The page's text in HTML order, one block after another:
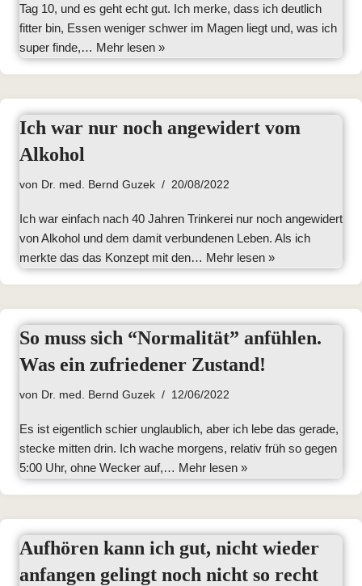
Tag 10, und es geht echt gut. Ich merke, dass ich deutlich
fitter bin, Essen weniger schwer im Magen liegt und, was ich
super finde,… Mehr lesen »
Ich war nur noch angewidert vom
Alkohol
von Dr. med. Bernd Guzek 20/08/2022
Ich war einfach nach 40 Jahren Trinkerei nur noch angewidert
von Alkohol und dem damit verbundenen Leben. Als ich
merkte das das Konzept mit den… Mehr lesen »
So muss sich “Normalität” anfühlen.
Was ein zufriedener Zustand!
von Dr. med. Bernd Guzek 12/06/2022
Es ist eigentlich schier unglaublich, aber ich lebe das gerade,
stecke mitten drin. Ich wache morgens, relativ früh so gegen
5:00 Uhr, ohne Wecker auf,… Mehr lesen »
Aufhören kann ich gut, nicht wieder
anfangen gelingt noch nicht so recht